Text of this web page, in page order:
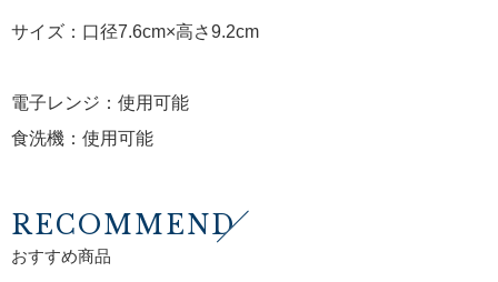
サイズ：口径7.6cm×高さ9.2cm
電子レンジ：使用可能
食洗機：使用可能
RECOMMEND
おすすめ商品